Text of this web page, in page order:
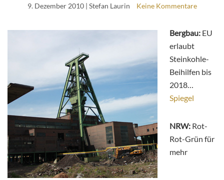
9. Dezember 2010| Stefan Laurin Keine Kommentare
Bergbau: EU
erlaubt
Steinkohle-
Beihilfen bis
2018…
Spiegel
NRW: Rot-
Rot-Grün für
mehr